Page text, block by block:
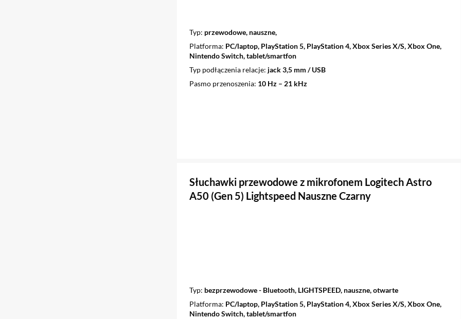
Typ przewodowe, nauszne,
Platforma PC/laptop, PlayStation 5, PlayStation 4, Xbox Series X/S, Xbox One,
Nintendo Switch, tablet/smartfon
Typ podłączenia relacje jack 3,5 mm / USB
Pasmo przenoszenia 10 Hz – 21 kHz
Słuchawki przewodowe z mikrofonem Logitech Astro
A50 (Gen 5) Lightspeed Nauszne Czarny
Typ bezprzewodowe - Bluetooth, LIGHTSPEED, nauszne, otwarte
Platforma PC/laptop, PlayStation 5, PlayStation 4, Xbox Series X/S, Xbox One,
Nintendo Switch, tablet/smartfon